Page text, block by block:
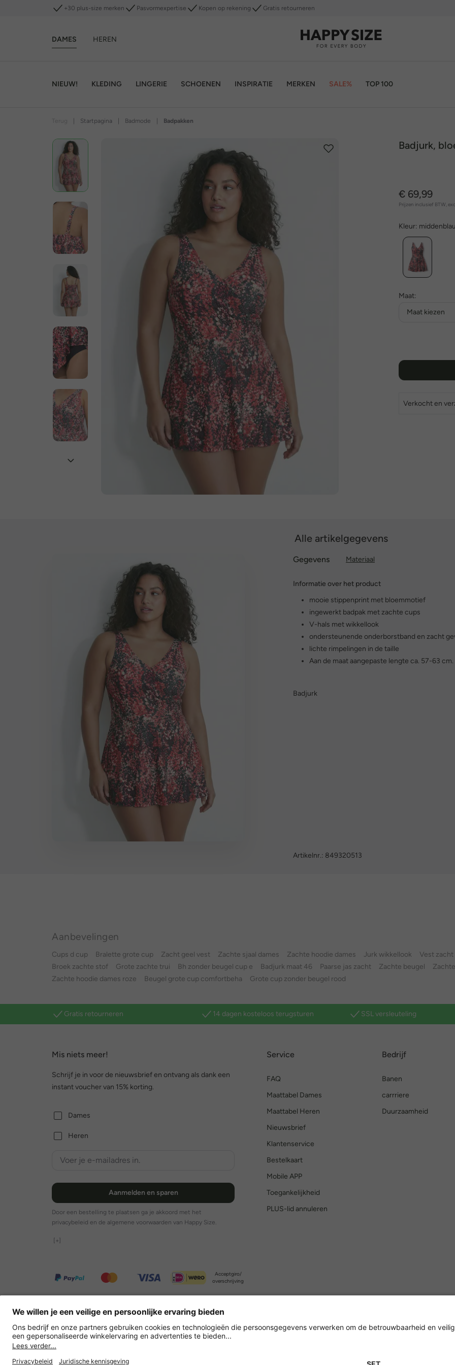
+30 plus-size merken Pasvormexpertise Kopen op rekening Gratis retourneren
DAMES HEREN
NIEUW! KLEDING LINGERIE SCHOENEN INSPIRATIE MERKEN SALE% TOP 100
Startpagina Badmode Badpakken
Badjurk,
€ 69,99
Prijzen inclusief BTW, excl.
Kleur:
Maat:
Maat kiezen
Verkocht en
Alle artikelgegevens
Gegevens Materiaal
Informatie over het product
mooie stippenprint met bloemmotief
ingewerkt badpak met zachte cups
V-hals met wikkellook
ondersteunende onderborstband en zacht
lichte rimpelingen in de taille
Aan de maat aangepaste lengte ca. 57-63 cm.
Badjurk
Artikelnr.: 849320513
Aanbevelingen
Cups d cup Bralette grote cup Zacht geel vest Zachte sjaal dames Zachte hoodie dames Jurk wikkellook Vest zacht
Broek zachte stof
Grote zachte trui Bh zonder beugel cup e Badjurk maat 46 Paarse jas zacht Zachte beugel
Zachte hoodie dames roze
Beugel grote cup comfortbeha Grote cup zonder beugel rood
Gratis retourneren 14 dagen kosteloos terugsturen SSL versleuteling
Mis niets meer!
Schrijf je in voor de nieuwsbrief en ontvang als dank een
instant voucher van 15% korting.
Dames
Heren
Aanmelden en sparen
Door een bestelling te plaatsen ga je akkoord met het
privacybeleid en de algemene voorwaarden van Happy Size.
[+]
Service
FAQ
Maattabel Dames
Maattabel Heren
Nieuwsbrief
Klantenservice
Bestelkaart
Mobile APP
Toegankelijkheid
PLUS-lid annuleren
Bedrijf
Banen
carrriere
Duurzaamheid
Acceptgiro/
overschrijving
Overige webwinkels
Nederland
Versleuteling met